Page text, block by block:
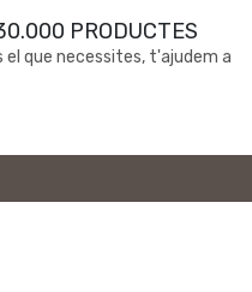
PRODUCTES
el que necessites, t'ajudem a